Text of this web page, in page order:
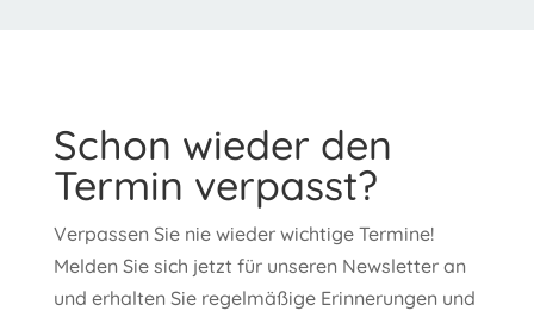
Schon wieder den
Termin verpasst?
Verpassen Sie nie wieder wichtige Termine!
Melden Sie sich jetzt für unseren Newsletter an
und erhalten Sie regelmäßige Erinnerungen und